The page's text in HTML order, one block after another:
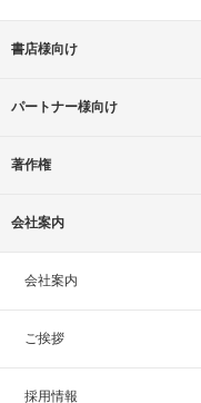
書店様向け
パートナー様向け
著作権
会社案内
会社案内
ご挨拶
採用情報